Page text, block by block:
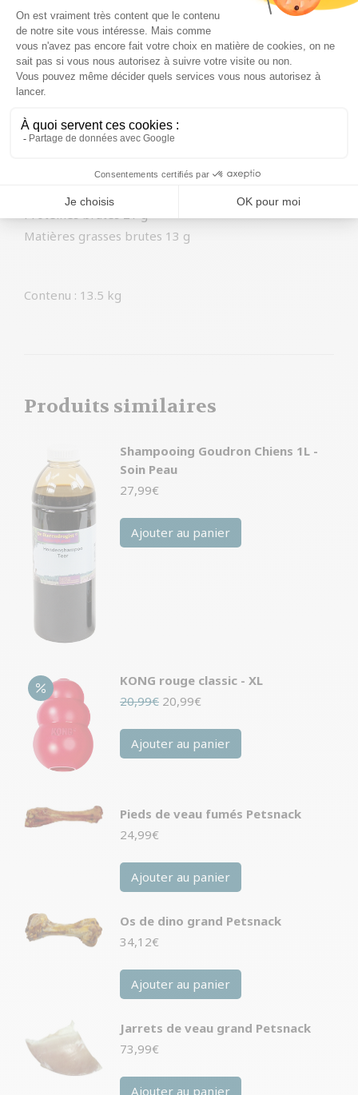
antioxydants naturels.
Additions:
Les aliments pour chiens Kronch sont conservés avec
des tocophérols naturels, de la vitamine E, de la
Constituants analytiques pour 100g:
Valeur nutritive pour 100g :
Matières grasses brutes 13 g
Contenu : 13.5 kg
Produits similaires
Shampooing Goudron Chiens 1L -
Soin Peau
27,99€
Ajouter au panier
KONG rouge classic - XL
20,99€ Le
initial
était :
20,99€.
20,99€
actuel
est :
20,99€.
Ajouter au panier
Pieds de veau fumés Petsnack
24,99€
Ajouter au panier
Os de dino grand Petsnack
34,12€
Ajouter au panier
Jarrets de veau grand Petsnack
73,99€
Ajouter au panier